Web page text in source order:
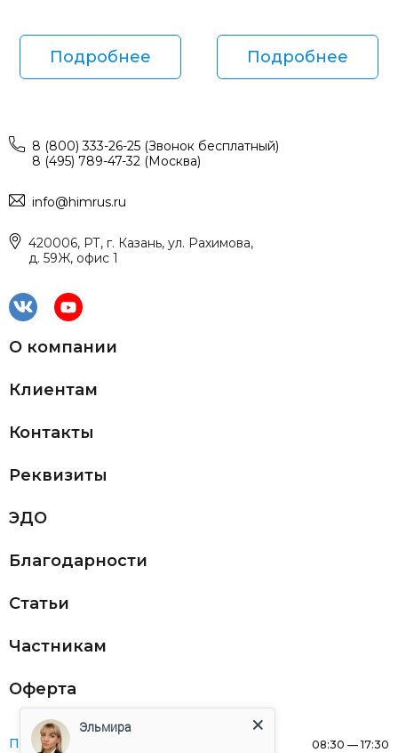
Подробнее Подробнее
8 (800) 333-26-25 (Звонок бесплатный)
8 (495) 789-47-32 (Москва)
info@himrus.ru
420006, РТ, г. Казань, ул. Рахимова,
д. 59Ж, офис 1
О компании
Клиентам
Контакты
Реквизиты
ЭДО
Благодарности
Статьи
Частникам
Оферта
Понедельник: 08:30 — 17:30
Эльмира